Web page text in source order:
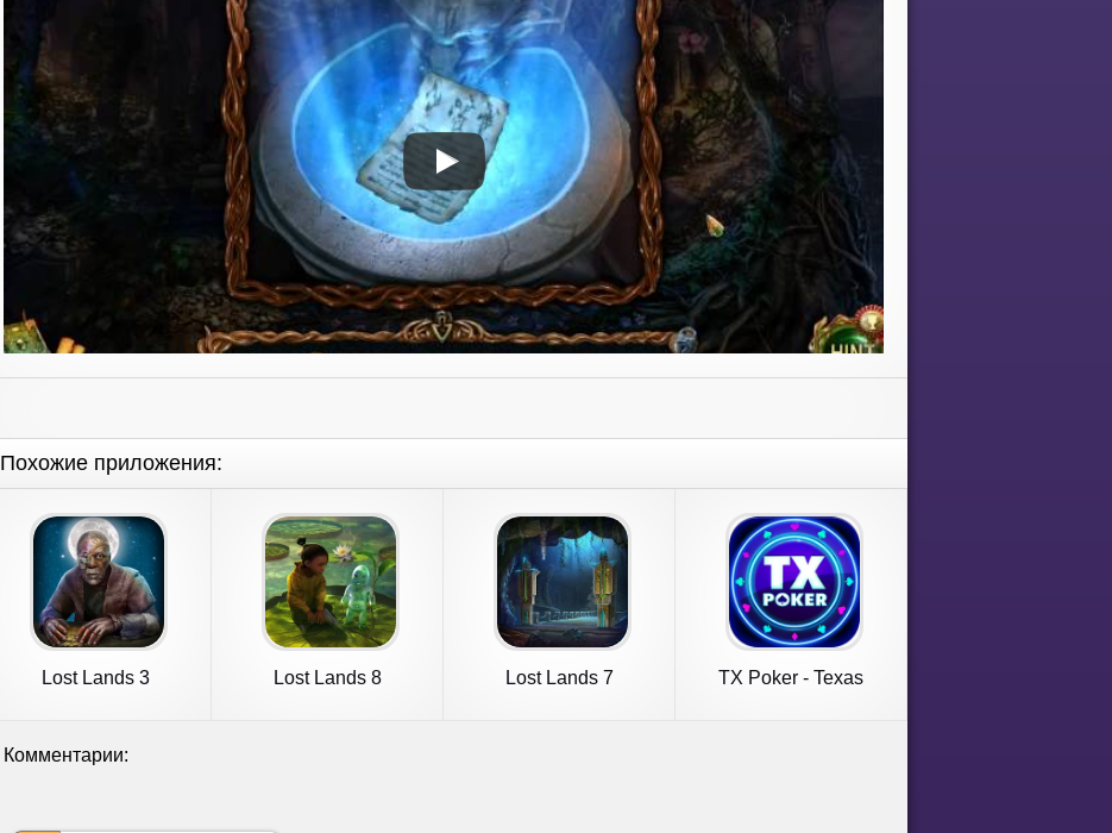
Похожие приложения:
Lost Lands 3 Lost Lands 8 Lost Lands 7
TX Poker - Texas
Комментарии: